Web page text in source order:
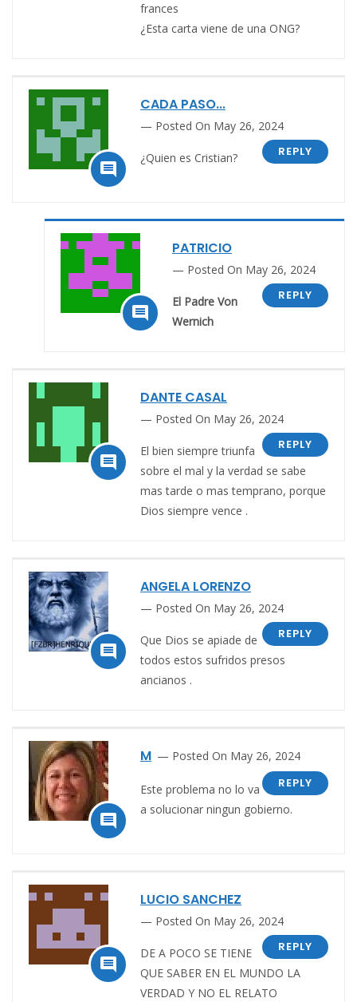
frances
¿Esta carta viene de una ONG?

CADA PASO...
Posted On May 26, 2024
REPLY
¿Quien es Cristian?

PATRICIO
Posted On May 26, 2024
REPLY
El Padre Von
Wernich

DANTE CASAL
Posted On May 26, 2024
REPLY
El bien siempre triunfa
sobre el mal y la verdad se sabe
mas tarde o mas temprano, porque
Dios siempre vence .

ANGELA LORENZO
Posted On May 26, 2024
REPLY
Que Dios se apiade de
todos estos sufridos presos
ancianos .

M
Posted On May 26, 2024
REPLY
Este problema no lo va
a solucionar ningun gobierno.

LUCIO SANCHEZ
Posted On May 26, 2024
REPLY
DE A POCO SE TIENE
QUE SABER EN EL MUNDO LA
VERDAD Y NO EL RELATO